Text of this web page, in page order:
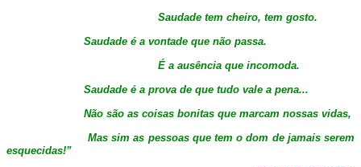
Saudade tem cheiro, tem gosto.
Saudade é a vontade que não passa.
É a ausência que incomoda.
Saudade é a prova de que tudo vale a pena...
Não são as coisas bonitas que marcam nossas vidas,
Mas sim as pessoas que tem o dom de jamais serem
esquecidas!”